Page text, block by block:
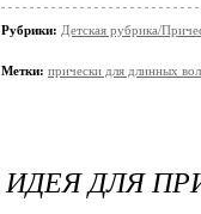
Рубрики: Детская рубрика/
Метки: прически для длинных
ИДЕЯ ДЛЯ